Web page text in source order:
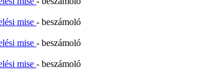
mise - beszámoló
mise - beszámoló
mise - beszámoló